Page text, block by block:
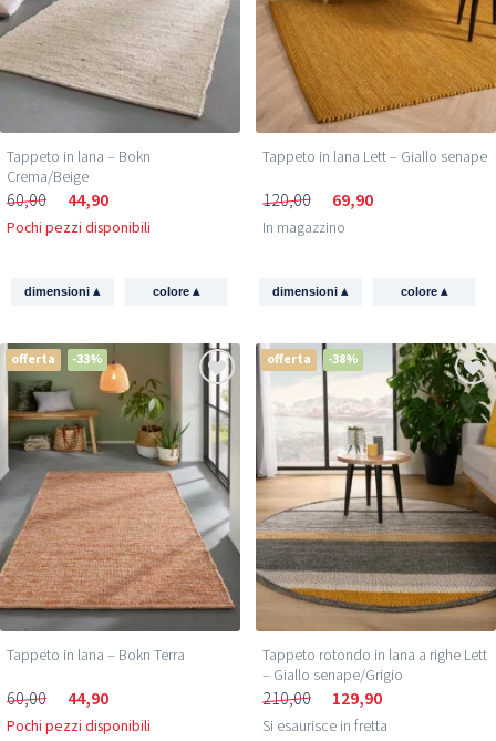
Tappeto in lana – Bokn
Crema/Beige
60,00 44,90
Pochi pezzi disponibili
dimensioni▴ colore ▴
Tappeto in lana Lett – Giallo senape
120,00 69,90
In magazzino
dimensioni▴ colore ▴
offerta -33%
Tappeto in lana – Bokn Terra
60,00 44,90
Pochi pezzi disponibili
offerta -38%
Tappeto rotondo in lana a righe Lett
– Giallo senape/Grigio
210,00 129,90
Si esaurisce in fretta